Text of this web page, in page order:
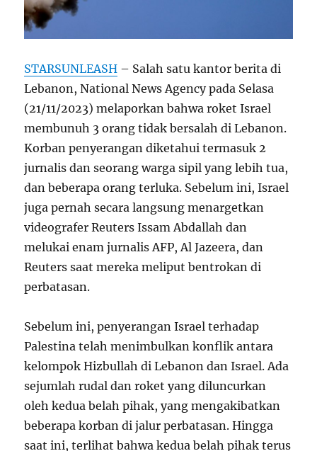
STARSUNLEASH – Salah satu kantor berita di
Lebanon, National News Agency pada Selasa
(21/11/2023) melaporkan bahwa roket Israel
membunuh 3 orang tidak bersalah di Lebanon.
Korban penyerangan diketahui termasuk 2
jurnalis dan seorang warga sipil yang lebih tua,
dan beberapa orang terluka. Sebelum ini, Israel
juga pernah secara langsung menargetkan
videografer Reuters Issam Abdallah dan
melukai enam jurnalis AFP, Al Jazeera, dan
Reuters saat mereka meliput bentrokan di
perbatasan.
Sebelum ini, penyerangan Israel terhadap
Palestina telah menimbulkan konflik antara
kelompok Hizbullah di Lebanon dan Israel. Ada
sejumlah rudal dan roket yang diluncurkan
oleh kedua belah pihak, yang mengakibatkan
beberapa korban di jalur perbatasan. Hingga
saat ini, terlihat bahwa kedua belah pihak terus